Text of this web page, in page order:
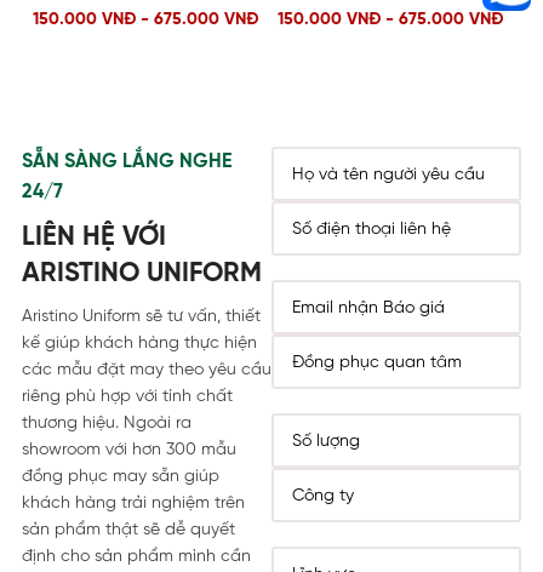
150.000 VNĐ - 675.000 VNĐ 150.000 VNĐ - 675.000 VNĐ
SẴN SÀNG LẮNG NGHE
24/7
LIÊN HỆ VỚI
ARISTINO UNIFORM
Aristino Uniform sẽ tư vấn, thiết
kế giúp khách hàng thực hiện
các mẫu đặt may theo yêu cầu
riêng phù hợp với tính chất
thương hiệu. Ngoài ra
showroom với hơn 300 mẫu
đồng phục may sẵn giúp
khách hàng trải nghiệm trên
sản phẩm thật sẽ dễ quyết
định cho sản phẩm mình cần